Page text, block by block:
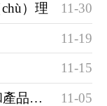
11-30
）理
11-19
11-15
11-05
特點